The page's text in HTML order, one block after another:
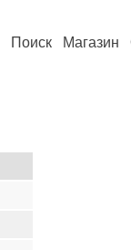
Поиск Магазин